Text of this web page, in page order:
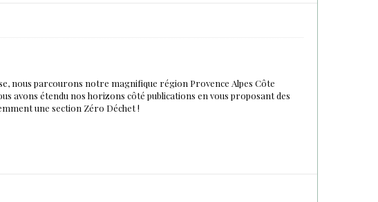
nous parcourons notre magnifique région Provence Alpes Côte
avons étendu nos horizons côté publications en vous proposant des
une section Zéro Déchet !